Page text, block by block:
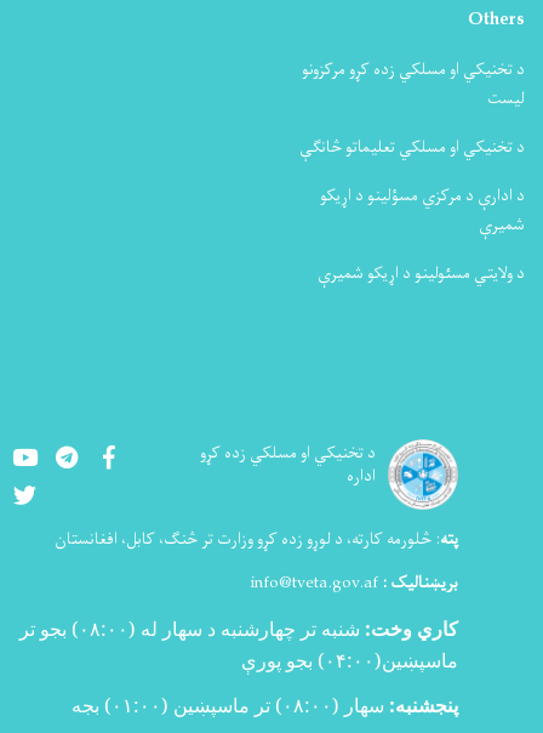
Others
د تخنیکي او مسلکي زده کړو مرکزونو
لیست
د تخنیکي او مسلکي تعلیماتو څانګې
د ادارې د مرکزي مسؤلینو د اړیکو
شمیرې
د ولایتي مسئولینو د اړیکو شمیرې
د تخنيکي او مسلکي زده کړو
اداره
YoutubeLinkedIn
پته: څلورمه کارته، د لوړو زده کړو وزارت تر څنګ، کابل، افغانستان
بریښنالیک : info@tveta.gov.af
کاري وخت: شنبه تر چهارشنبه د سهار له (۰۸:۰۰)
بجو تر
ماسپښین(۰۴:۰۰)
بجو پورې
پنجشنبه: سهار (۰۸:۰۰) تر ماسپښین (۰۱:۰۰) بجه